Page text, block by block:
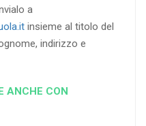
a
insieme al titolo del
indirizzo e
ANCHE CON